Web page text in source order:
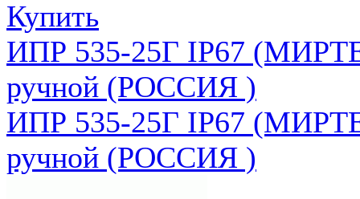
Купить
ИПР 535-25Г IP67
ручной (РОССИЯ )
ИПР 535-25Г IP67
ручной (РОССИЯ )